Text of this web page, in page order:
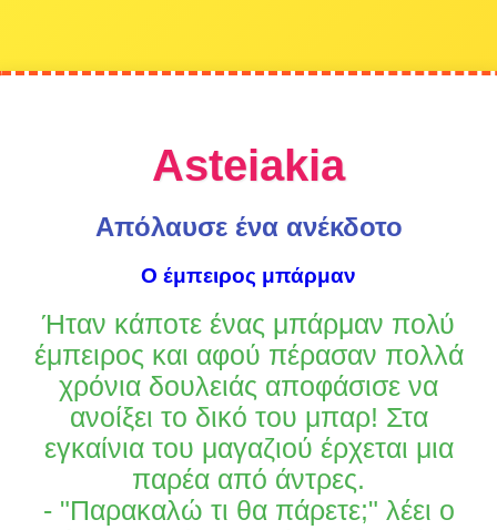
Asteiakia
Απόλαυσε ένα ανέκδοτο
Ο έμπειρος μπάρμαν
Ήταν κάποτε ένας μπάρμαν πολύ
έμπειρος και αφού πέρασαν πολλά
χρόνια δουλειάς αποφάσισε να
ανοίξει το δικό του μπαρ! Στα
εγκαίνια του μαγαζιού έρχεται μια
παρέα από άντρες.
- "Παρακαλώ τι θα πάρετε;" λέει ο